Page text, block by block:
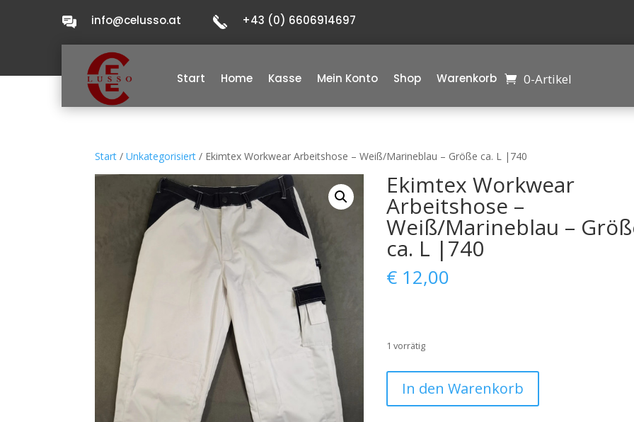
info@celusso.at +43 (0) 6606914697
Start Home Kasse Mein Konto Shop Warenkorb 0-Artikel
Start /Unkategorisiert / Ekimtex Workwear Arbeitshose – Weiß/Marineblau – Größe ca. L |740
Ekimtex Workwear
Arbeitshose –
Weiß/Marineblau –
ca. L |740
€ 12,00
1 vorrätig
Workwear
In den Warenkorb